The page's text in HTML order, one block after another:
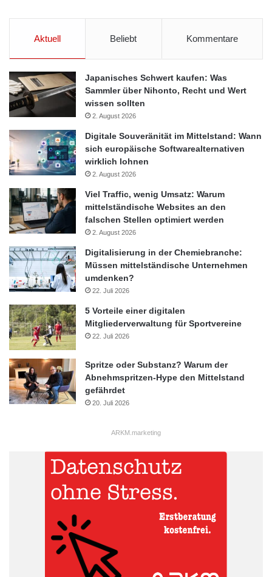
Aktuell Beliebt Kommentare
Japanisches Schwert kaufen: Was
Sammler über Nihonto, Recht und Wert
wissen sollten
2. August 2026
Digitale Souveränität im Mittelstand: Wann
sich europäische Softwarealternativen
wirklich lohnen
2. August 2026
Viel Traffic, wenig Umsatz: Warum
mittelständische Websites an den
falschen Stellen optimiert werden
2. August 2026
Digitalisierung in der Chemiebranche:
Müssen mittelständische Unternehmen
umdenken?
22. Juli 2026
5 Vorteile einer digitalen
Mitgliederverwaltung für Sportvereine
22. Juli 2026
Spritze oder Substanz? Warum der
Abnehmspritzen-Hype den Mittelstand
gefährdet
20. Juli 2026
ARKM.marketing